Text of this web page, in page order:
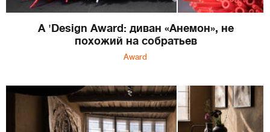
A 'Design Award: диван «Анемон», не
похожий на собратьев
Award